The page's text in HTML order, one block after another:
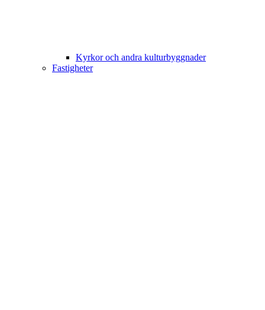
Kyrkor och andra kulturbyggnader
Fastigheter